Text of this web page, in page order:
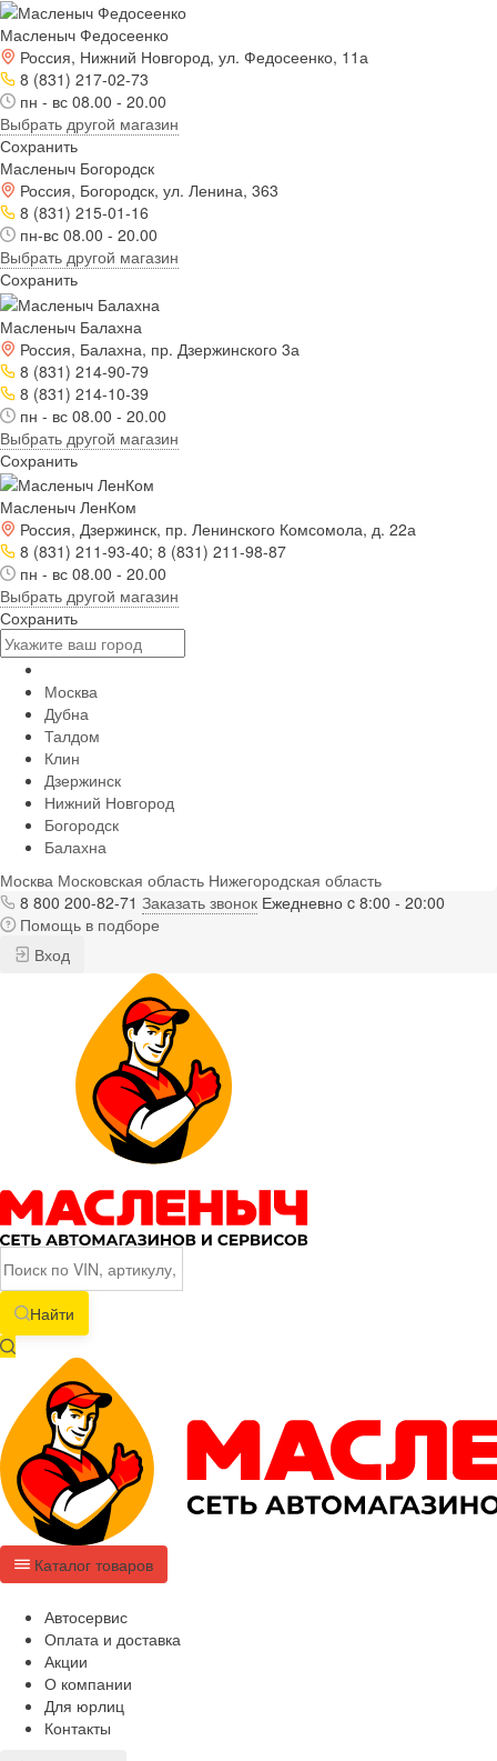
Масленыч Федосеенко
Россия, Нижний Новгород, ул. Федосеенко, 11а
8 (831) 217-02-73
пн - вс 08.00 - 20.00
Выбрать другой магазин
Сохранить
Масленыч Богородск
Россия, Богородск, ул. Ленина, 363
8 (831) 215-01-16
пн-вс 08.00 - 20.00
Выбрать другой магазин
Сохранить
Масленыч Балахна
Россия, Балахна, пр. Дзержинского 3а
8 (831) 214-90-79
8 (831) 214-10-39
пн - вс 08.00 - 20.00
Выбрать другой магазин
Сохранить
Масленыч ЛенКом
Россия, Дзержинск, пр. Ленинского Комсомола, д. 22а
8 (831) 211-93-40; 8 (831) 211-98-87
пн - вс 08.00 - 20.00
Выбрать другой магазин
Сохранить
Москва
Дубна
Талдом
Клин
Дзержинск
Нижний Новгород
Богородск
Балахна
Москва Московская область Нижегородская область
8 800 200-82-71 Заказать звонок Ежедневно c 8:00 - 20:00
Помощь в подборе
Вход
Найти
Каталог товаров
Автосервис
Оплата и доставка
Акции
О компании
Для юрлиц
Контакты